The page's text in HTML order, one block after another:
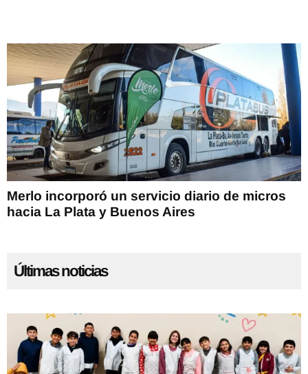
Merlo incorporó un servicio diario de micros
hacia La Plata y Buenos Aires
Últimas noticias